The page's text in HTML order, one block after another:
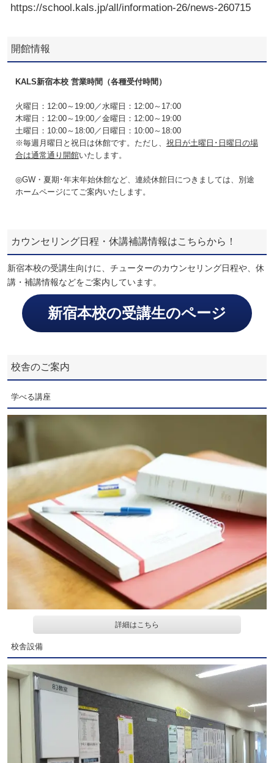
https://school.kals.jp/all/information-26/news-260715
開館情報
KALS新宿本校 営業時間（各種受付時間）
火曜日：12:00～19:00／水曜日：12:00～17:00
木曜日：12:00～19:00／金曜日：12:00～19:00
土曜日：10:00～18:00／日曜日：10:00～18:00
※毎週月曜日と祝日は休館です。ただし、 祝日が土曜日･日曜日の場
合は通常通り開館いたします。
◎GW・夏期･年末年始休館など、連続休館日につきましては、別途
ホームページにてご案内いたします。
カウンセリング日程・休講補講情報はこちらから！
新宿本校の受講生向けに、チューターのカウンセリング日程や、休
講・補講情報などをご案内しています。
新宿本校の受講生のページ
校舎のご案内
学べる講座
詳細はこちら
校舎設備